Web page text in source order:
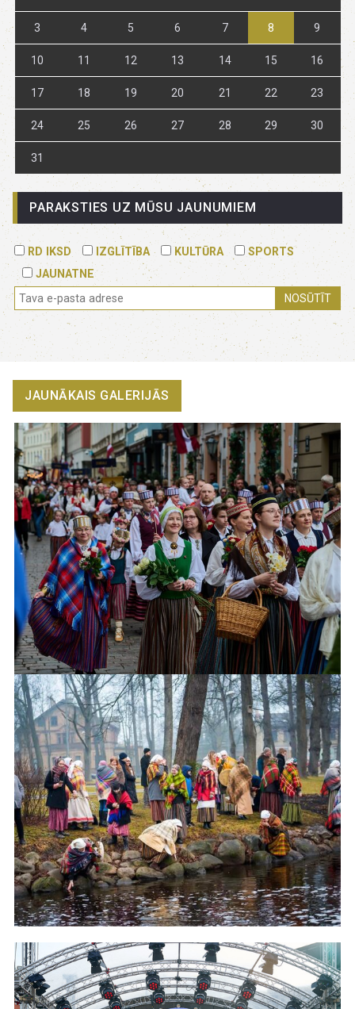
3 4 5 6 7 8 9
10 11 12 13 14 15 16
17 18 19 20 21 22 23
24 25 26 27 28 29 30
31
PARAKSTIES UZ MŪSU JAUNUMIEM
RD IKSD IZGLĪTĪBA KULTŪRA
SPORTS
JAUNATNE
NOSŪTĪT
JAUNĀKAIS GALERIJĀS